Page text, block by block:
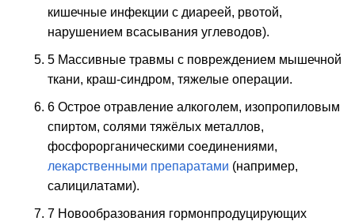
кишечные инфекции с диареей, рвотой,
нарушением всасывания углеводов).
5 Массивные травмы с повреждением мышечной
ткани, краш-синдром, тяжелые операции.
6 Острое отравление алкоголем, изопропиловым
спиртом, солями тяжёлых металлов,
фосфорорганическими соединениями,
лекарственными препаратами (например,
салицилатами).
7 Новообразования гормонпродуцирующих